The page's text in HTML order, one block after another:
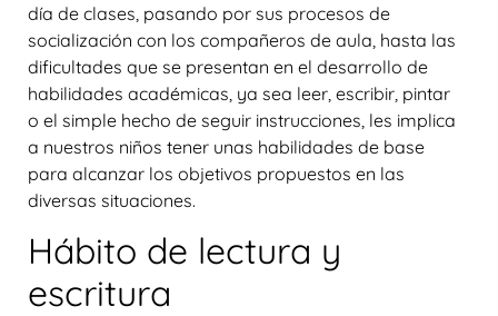
día de clases, pasando por sus procesos de
socialización con los compañeros de aula, hasta las
dificultades que se presentan en el desarrollo de
habilidades académicas, ya sea leer, escribir, pintar
o el simple hecho de seguir instrucciones, les implica
a nuestros niños tener unas habilidades de base
para alcanzar los objetivos propuestos en las
diversas situaciones.
Hábito de lectura y
escritura